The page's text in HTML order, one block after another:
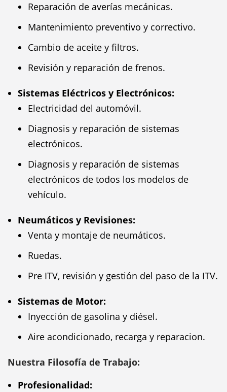
Reparación de averías mecánicas.
Mantenimiento preventivo y correctivo.
Cambio de aceite y filtros.
Revisión y reparación de frenos.
Sistemas Eléctricos y Electrónicos:
Electricidad del automóvil.
Diagnosis y reparación de sistemas
electrónicos.
Diagnosis y reparación de sistemas
electrónicos de todos los modelos de
vehículo.
Neumáticos y Revisiones:
Venta y montaje de neumáticos.
Ruedas.
Pre ITV, revisión y gestión del paso de la ITV.
Sistemas de Motor:
Inyección de gasolina y diésel.
Aire acondicionado, recarga y reparacion.
Nuestra Filosofía de Trabajo:
Profesionalidad: